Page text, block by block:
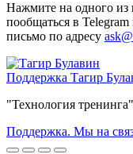
Нажмите на одного из
пообщаться в
письмо по адресу
Поддержка Тагир
"Технология
Поддержка. Мы на